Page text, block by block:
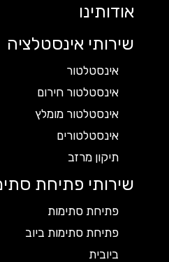
אודותינו
שירותי אינסטלציה
אינסטלטור
אינסטלטור חירום
אינסטלטור מומלץ
אינסטלטורים
תיקון מרזב
שירותי פתיחת סתימות
פתיחת סתימות
פתיחת סתימות ביוב
ביובית